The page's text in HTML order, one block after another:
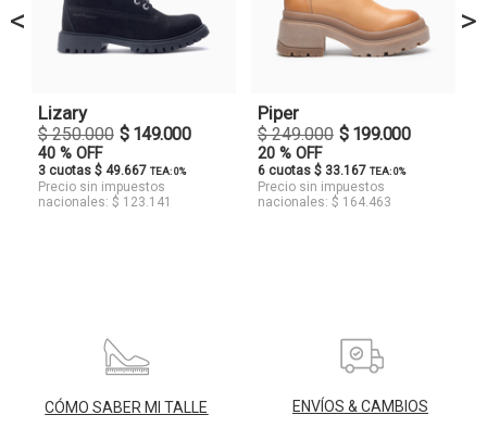
<
Lizary
$ 250.000 $ 149.000
40 % OFF
3 cuotas $ 49.667 TEA: 0%
Precio sin impuestos
nacionales: $ 123.141
Piper
$ 249.000 $ 199.000
20 % OFF
6 cuotas $ 33.167 TEA: 0%
Precio sin impuestos
nacionales: $ 164.463
>
CÓMO SABER MI TALLE ENVÍOS & CAMBIOS